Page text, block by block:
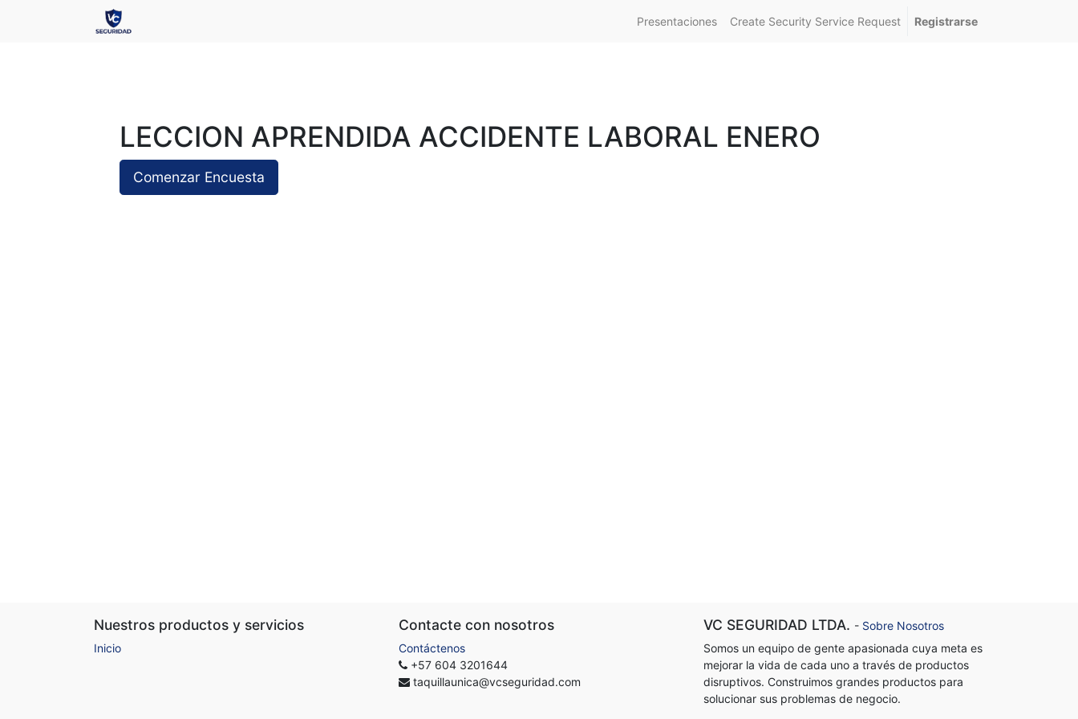
Presentaciones Create Security Service Request Registrarse
LECCION APRENDIDA ACCIDENTE LABORAL ENERO
Comenzar Encuesta
Nuestros productos y servicios
Inicio
Contacte con nosotros
Contáctenos
+57 604 3201644
taquillaunica@vcseguridad.com
VC SEGURIDAD LTDA. - Sobre Nosotros
Somos un equipo de gente apasionada cuya meta es
mejorar la vida de cada uno a través de productos
disruptivos. Construimos grandes productos para
solucionar sus problemas de negocio.